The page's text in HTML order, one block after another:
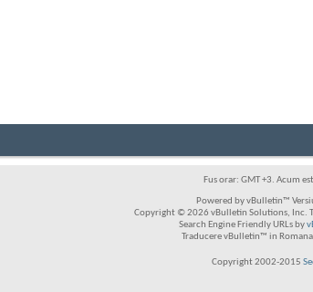
Fus orar: GMT +3. Acum
Powered by vBulletin™
Copyright © 2026 vBulletin Solutions, Inc.
Search Engine Friendly URLs by
Traducere vBulletin™ in
Copyright 2002-2015